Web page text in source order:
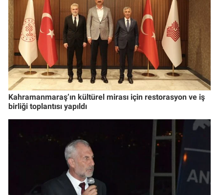
Kahramanmaraş’ın kültürel mirası için restorasyon ve iş
birliği toplantısı yapıldı